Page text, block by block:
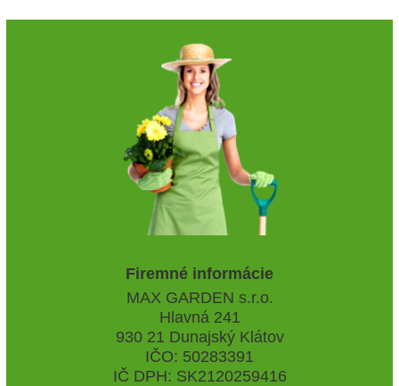
Firemné informácie
MAX GARDEN s.r.o.
Hlavná 241
930 21 Dunajský Klátov
IČO: 50283391
IČ DPH: SK2120259416